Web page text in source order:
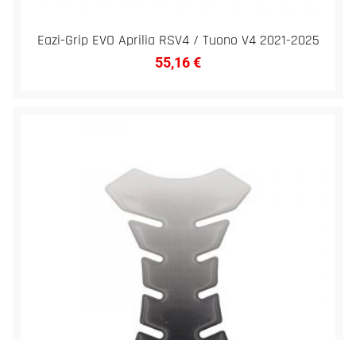
Eazi-Grip EVO Aprilia RSV4 / Tuono V4 2021-2025
55,16€